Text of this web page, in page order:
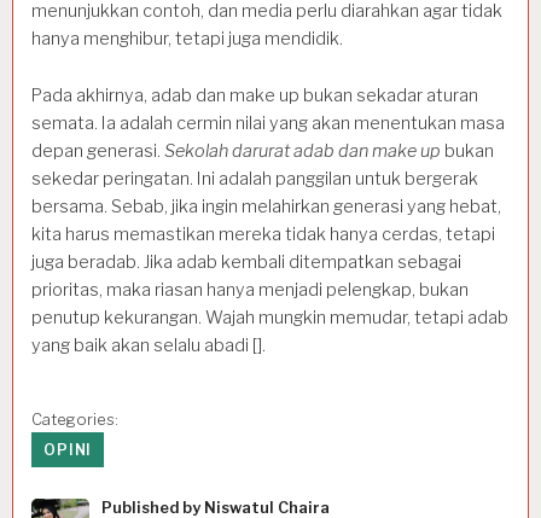
menunjukkan contoh, dan media perlu diarahkan agar tidak
hanya menghibur, tetapi juga mendidik.
Pada akhirnya, adab dan make up bukan sekadar aturan
semata. Ia adalah cermin nilai yang akan menentukan masa
depan generasi. Sekolah darurat adab dan make up bukan
sekedar peringatan. Ini adalah panggilan untuk bergerak
bersama. Sebab, jika ingin melahirkan generasi yang hebat,
kita harus memastikan mereka tidak hanya cerdas, tetapi
juga beradab. Jika adab kembali ditempatkan sebagai
prioritas, maka riasan hanya menjadi pelengkap, bukan
penutup kekurangan. Wajah mungkin memudar, tetapi adab
yang baik akan selalu abadi [].
Categories:
OPINI
Published by Niswatul Chaira